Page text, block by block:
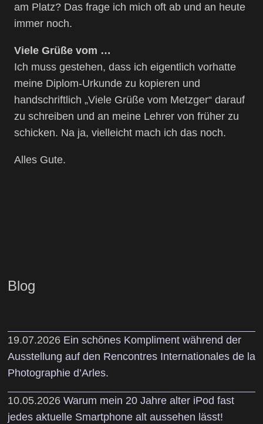
am Platz? Das frage ich mich oft ab und an heute
immer noch.
Viele Grüße vom …
Ich muss gestehen, dass ich eigentlich vorhatte
meine Diplom-Urkunde zu kopieren und
handschriftlich „Viele Grüße vom Metzger“ darauf
zu schreiben und an meine Lehrer von früher zu
schicken. Na ja, vielleicht mach ich das noch.
Alles Gute.
Blog
19.07.2026 Ein schönes Kompliment während der
Ausstellung auf den Rencontres Internationales de la
Photographie d’Arles.
10.05.2026 Warum mein 20 Jahre alter iPod fast
jedes aktuelle Smartphone alt aussehen lässt!